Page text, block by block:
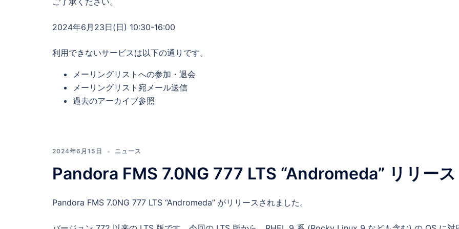
2024年6月23日(日) 10:30-16:00
利用できないサービスは以下の通りです。
メーリングリストへの参加・退会
メーリングリスト宛メール送信
過去のアーカイブ参照
2024年6月15日 ニュース
Pandora FMS 7.0NG 777 LTS “Andromeda” リリース
Pandora FMS 7.0NG 777 LTS “Andromeda” がリリースされました。